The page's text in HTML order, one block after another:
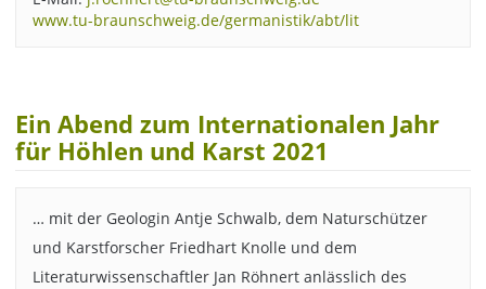
www.tu-braunschweig.de/germanistik/abt/lit
Ein Abend zum Internationalen Jahr
für Höhlen und Karst 2021
… mit der Geologin Antje Schwalb, dem Naturschützer
und Karstforscher Friedhart Knolle und dem
Literaturwissenschaftler Jan Röhnert anlässlich des